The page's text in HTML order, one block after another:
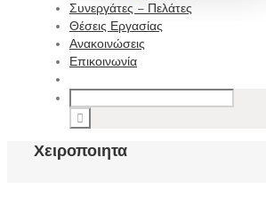
Συνεργάτες – Πελάτες
Θέσεις Εργασίας
Ανακοινώσεις
Επικοινωνία
Χειροποιητα